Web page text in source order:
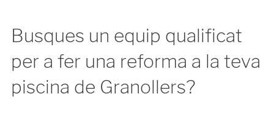
Busques un equip qualificat
per a fer una reforma a la teva
piscina de Granollers?